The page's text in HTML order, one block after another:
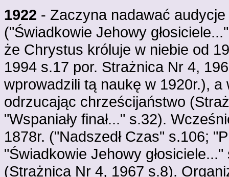
1922 - Zaczyna nadawać
("Świadkowie Jehowy
że Chrystus króluje w niebie od
1994 s.17 por. Strażnica Nr 4,
wprowadzili tą naukę w 1920r.), a
odrzucając chrześcijaństwo
"Wspaniały finał..." s.32).
1878r. ("Nadszedł Czas" s.106;
"Świadkowie Jehowy
(Strażnica Nr 4, 1967 s.8).